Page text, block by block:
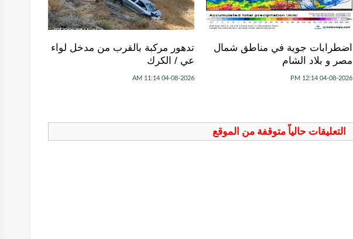
اضطرابات جوية في مناطق شمال
مصر و بلاد الشام
04-08-2026 12:14 PM
تدهور مركبة بالقرب من مدخل لواء
عي / الكرك
04-08-2026 11:14 AM
التعليقات حالياً متوقفة من الموقع